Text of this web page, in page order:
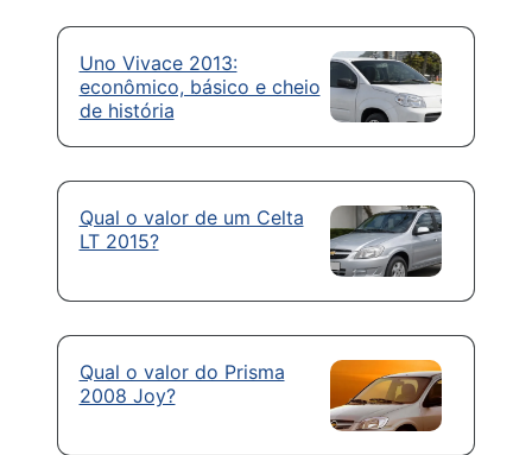
Uno Vivace 2013:
econômico, básico e cheio
de história
Qual o valor de um Celta
LT 2015?
Qual o valor do Prisma
2008 Joy?